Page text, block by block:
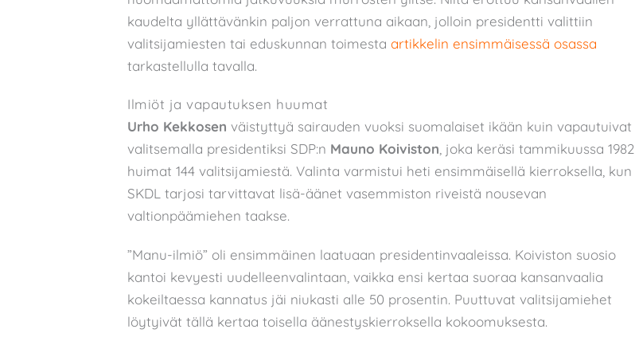
kaudelta yllättävänkin paljon verrattuna aikaan, jolloin presidentti valittiin
valitsijamiesten tai eduskunnan toimesta artikkelin ensimmäisessä osassa
tarkastellulla tavalla.
Ilmiöt ja vapautuksen huumat
Urho Kekkosen väistyttyä sairauden vuoksi suomalaiset ikään kuin vapautuivat
valitsemalla presidentiksi SDP:n Mauno Koiviston, joka keräsi tammikuussa 1982
huimat 144 valitsijamiestä. Valinta varmistui heti ensimmäisellä kierroksella, kun
SKDL tarjosi tarvittavat lisä-äänet vasemmiston riveistä nousevan
valtionpäämiehen taakse.
”Manu-ilmiö” oli ensimmäinen laatuaan presidentinvaaleissa. Koiviston suosio
kantoi kevyesti uudelleenvalintaan, vaikka ensi kertaa suoraa kansanvaalia
kokeiltaessa kannatus jäi niukasti alle 50 prosentin. Puuttuvat valitsijamiehet
löytyivät tällä kertaa toisella äänestyskierroksella kokoomuksesta.